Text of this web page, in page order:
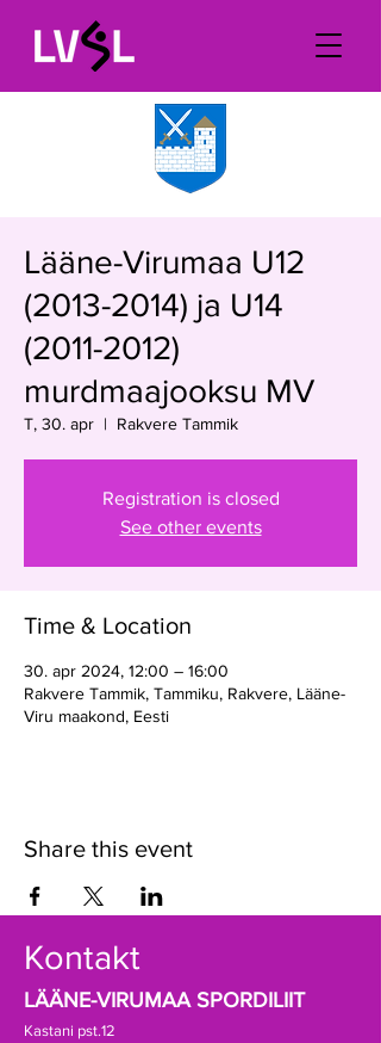
Lääne-Virumaa U12
(2013-2014) ja U14
(2011-2012)
murdmaajooksu MV
T, 30. apr
  |
Rakvere Tammik
Registration is closed
See other events
Time & Location
30. apr 2024, 12:00 – 16:00
Rakvere Tammik, Tammiku, Rakvere, Lääne-
Viru maakond, Eesti
Share this event
Kontakt
LÄÄNE-VIRUMAA SPORDILIIT
Kastani pst.12